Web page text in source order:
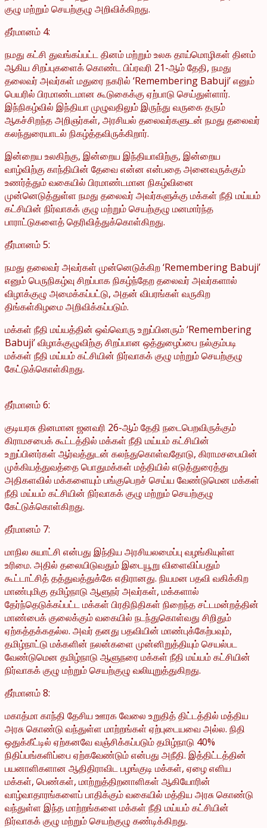
குழு மற்றும் செயற்குழு அறிவிக்கிறது.
தீர்மானம் 4:
நமது கட்சி துவங்கப்பட்ட தினம் மற்றும் உலக தாய்மொழிகள் தினம்
ஆகிய சிறப்புகளைக் கொண்ட பிப்ரவரி 21-ஆம் தேதி, நமது
தலைவர் அவர்கள் மதுரை நகரில் ‘Remembering Babuji’ எனும்
பெயரில் பிரமாண்டமான கூடுகைக்கு ஏற்பாடு செய்துள்ளார்.
இந்நிகழ்வில் இந்தியா முழுவதிலும் இருந்து வருகை தரும்
ஆகச்சிறந்த அறிஞர்கள், அரசியல் தலைவர்களுடன் நமது தலைவர்
கலந்துரையாடல் நிகழ்த்தவிருக்கிறார்.
இன்றைய உலகிற்கு, இன்றைய இந்தியாவிற்கு, இன்றைய
வாழ்விற்கு காந்தியின் தேவை என்ன என்பதை அனைவருக்கும்
உணர்த்தும் வகையில் பிரமாண்டமான நிகழ்வினை
முன்னெடுத்துள்ள நமது தலைவர் அவர்களுக்கு மக்கள் நீதி மய்யம்
கட்சியின் நிர்வாகக் குழு மற்றும் செயற்குழு மனமார்ந்த
பாராட்டுகளைத் தெரிவித்துக்கொள்கிறது.
தீர்மானம் 5:
நமது தலைவர் அவர்கள் முன்னெடுக்கிற ‘Remembering Babuji’
எனும் பெருநிகழ்வு சிறப்பாக நிகழ்ந்தேற தலைவர் அவர்களால்
விழாக்குழு அமைக்கப்பட்டு, அதன் விபரங்கள் வருகிற
திங்கள்கிழமை அறிவிக்கப்படும்.
மக்கள் நீதி மய்யத்தின் ஒவ்வொரு உறுப்பினரும் ‘Remembering
Babuji’ விழாக்குழுவிற்கு சிறப்பான ஒத்துழைப்பை நல்கும்படி
மக்கள் நீதி மய்யம் கட்சியின் நிர்வாகக் குழு மற்றும் செயற்குழு
கேட்டுக்கொள்கிறது.
தீர்மானம் 6:
குடியரசு தினமான ஜனவரி 26-ஆம் தேதி நடைபெறவிருக்கும்
கிராமசபைக் கூட்டத்தில் மக்கள் நீதி மய்யம் கட்சியின்
உறுப்பினர்கள் ஆர்வத்துடன் கலந்துகொள்வதோடு, கிராமசபையின்
முக்கியத்துவத்தை பொதுமக்கள் மத்தியில் எடுத்துரைத்து
அதிகளவில் மக்களையும் பங்குபெறச் செய்ய வேண்டுமென மக்கள்
நீதி மய்யம் கட்சியின் நிர்வாகக் குழு மற்றும் செயற்குழு
கேட்டுக்கொள்கிறது.
தீர்மானம் 7:
மாநில சுயாட்சி என்பது இந்திய அரசியலமைப்பு வழங்கியுள்ள
உரிமை. அதில் தலையிடுவதும் இடையூறு விளைவிப்பதும்
கூட்டாட்சித் தத்துவத்துக்கே எதிரானது. நியமன பதவி வகிக்கிற
மாண்புமிகு தமிழ்நாடு ஆளுநர் அவர்கள், மக்களால்
தேர்ந்தெடுக்கப்பட்ட மக்கள் பிரதிநிதிகள் நிறைந்த சட்டமன்றத்தின்
மாண்பைக் குலைக்கும் வகையில் நடந்துகொள்வது சிறிதும்
ஏற்கத்தக்கதல்ல. அவர் தனது பதவியின் மாண்புக்கேற்பவும்,
தமிழ்நாட்டு மக்களின் நலன்களை முன்னிறுத்தியும் செயல்பட
வேண்டுமென தமிழ்நாடு ஆளுநரை மக்கள் நீதி மய்யம் கட்சியின்
நிர்வாகக் குழு மற்றும் செயற்குழு வலியுறுத்துகிறது.
தீர்மானம் 8:
மகாத்மா காந்தி தேசிய ஊரக வேலை உறுதித் திட்டத்தில் மத்திய
அரசு கொண்டு வந்துள்ள மாற்றங்கள் ஏற்புடையவை அல்ல. நிதி
ஒதுக்கீட்டில் ஏற்கனவே வஞ்சிக்கப்படும் தமிழ்நாடு 40%
நிதிப்பங்களிப்பை ஏற்கவேண்டும் என்பது அநீதி. இத்திட்டத்தின்
பயனாளிகளான ஆதிதிராவிட பழங்குடி மக்கள், ஏழை எளிய
மக்கள், பெண்கள், மாற்றுத்திறனாளிகள் ஆகியோரின்
வாழ்வாதாரங்களைப் பாதிக்கும் வகையில் மத்திய அரசு கொண்டு
வந்துள்ள இந்த மாற்றங்களை மக்கள் நீதி மய்யம் கட்சியின்
நிர்வாகக் குழு மற்றும் செயற்குழு கண்டிக்கிறது.